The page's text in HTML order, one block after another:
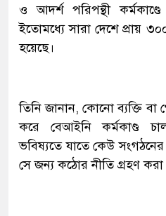
ও আদর্শ পরিপন্থী
ইতোমধ্যে সারা দেশে প্রায়
হয়েছে।
তিনি জানান, কোনো ব্যক্তি বা
করে বেআইনি কর্মকাণ্ড
ভবিষ্যতে যাতে কেউ
সে জন্য কঠোর নীতি গ্রহণ করা